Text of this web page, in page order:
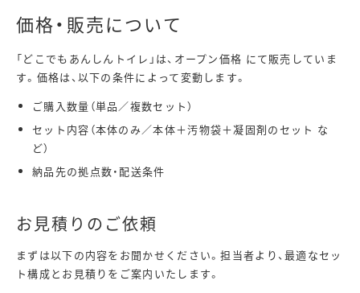
価格・販売について
「どこでもあんしんトイレ」は、オープン価格 にて販売していま
す。価格は、以下の条件によって変動します。
ご購入数量（単品／複数セット）
セット内容（本体のみ／本体＋汚物袋＋凝固剤のセット な
ど）
納品先の拠点数・配送条件
お見積りのご依頼
まずは以下の内容をお聞かせください。担当者より、最適なセッ
ト構成とお見積りをご案内いたします。